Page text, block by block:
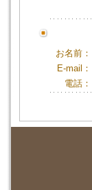
お名前：
E-mail：
電話：